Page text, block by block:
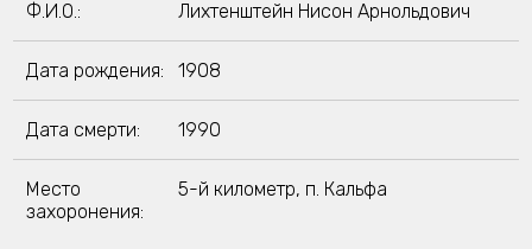
Ф.И.О.: Лихтенштейн Нисон Арнольдович
Дата рождения: 1908
Дата смерти: 1990
Место
захоронения:
5-й километр, п. Кальфа